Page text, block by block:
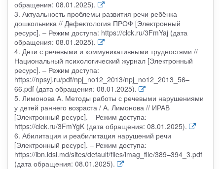
обращения: 08.01.2025).
3. Актуальность проблемы развития речи ребёнка
дошкольника // Дефектология ПРОФ [Электронный
ресурс]. – Режим доступа: https://clck.ru/3FmYaj (дата
обращения: 08.01.2025).
4. Дети с речевыми и коммуникативными трудностями //
Национальный психологический журнал [Электронный
ресурс]. – Режим доступа:
https://npsyj.ru/pdf/npj_no12_2013/npj_no12_2013_56–
66.pdf (дата обращения: 08.01.2025).
5. Лимонова А. Методы работы с речевыми нарушениями
у детей раннего возраста / А. Лимонова // ИРАВ
[Электронный ресурс]. – Режим доступа:
https://clck.ru/3FmYgK (дата обращения: 08.01.2025).
6. Абилитация и реабилитация нарушений речи
[Электронный ресурс]. – Режим доступа:
https://ibn.idsi.md/sites/default/files/imag_file/389–394_3.pdf
(дата обращения: 08.01.2025).